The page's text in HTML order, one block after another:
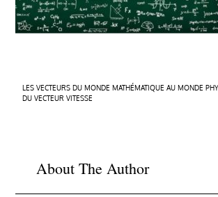
Navigation
de
LES VECTEURS DU MONDE MATHÉMATIQUE AU MONDE
DU VECTEUR VITESSE
About The Author